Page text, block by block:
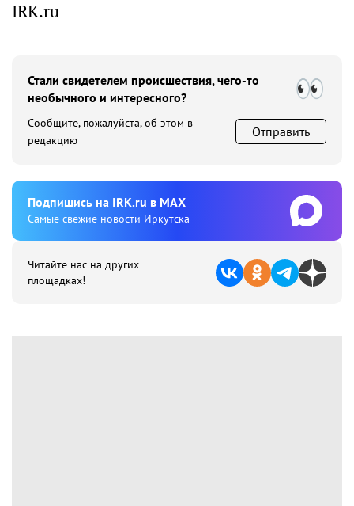
IRK.ru
Стали свидетелем происшествия, чего-то
необычного и интересного?
Сообщите, пожалуйста, об этом в
редакцию
Отправить
Подпишиcь на IRK.ru в MAX
Cамые свежие новости Иркутска
Читайте нас на других
площадках!